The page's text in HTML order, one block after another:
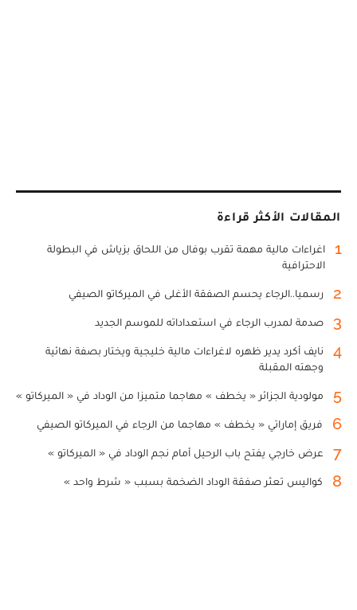
المقالات الأكثر قراءة
1
اغراءات مالية مهمة تقرب بوفال من اللحاق بزياش في البطولة
الاحترافية
2 رسميا..الرجاء يحسم الصفقة الأغلى في الميركاتو الصيفي
3 صدمة لمدرب الرجاء في استعداداته للموسم الجديد
4
نايف أكرد يدير ظهره لاغراءات مالية خليجية ويختار بصفة نهائية
وجهته المقبلة
5 مولودية الجزائر « يخطف » مهاجما متميزا من الوداد في « الميركاتو »
6 فريق إماراتي « يخطف » مهاجما من الرجاء في الميركاتو الصيفي
7 عرض خارجي يفتح باب الرحيل أمام نجم الوداد في « الميركاتو »
8 كواليس تعثر صفقة الوداد الضخمة بسبب « شرط واحد »